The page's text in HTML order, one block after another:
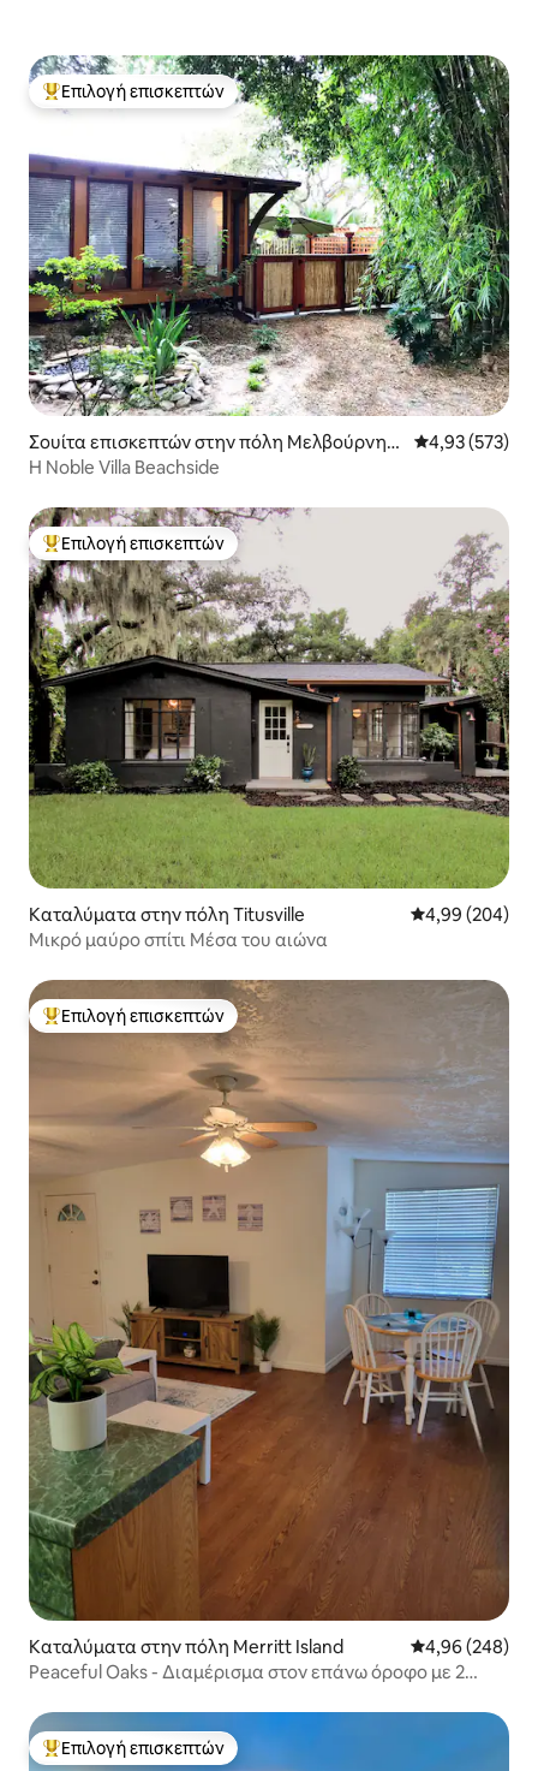
Κορυφαία επιλογή επισκεπτών
Επιλογή επισκεπτών
Σουίτα επισκεπτών στην πόλη Μελβούρνη
Μπιτς
Μέση
4,93 (573)
Η Noble Villa Beachside
Κορυφαία επιλογή επισκεπτών
Επιλογή επισκεπτών
Καταλύματα στην πόλη Titusville Μέση
4,99 (204)
Μικρό μαύρο σπίτι Μέσα του αιώνα
Κορυφαία επιλογή επισκεπτών
Επιλογή επισκεπτών
Καταλύματα στην πόλη Merritt Island Μέση
4,96 (248)
Peaceful Oaks - Διαμέρισμα στον επάνω όροφο με 2
Κορυφαία επιλογή επισκεπτών
Επιλογή επισκεπτών